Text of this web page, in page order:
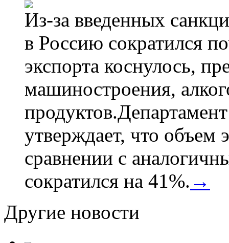
Из-за введенных
в Россию сократился
экспорта коснулось,
машиностроения,
утверждает, что объем
сравнении с
сократился на 41%. →
Другие новости